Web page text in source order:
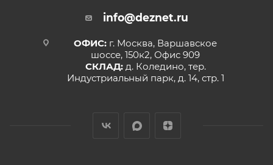
info@deznet.ru
ОФИС: г. Москва, Варшавское
шоссе, 150к2, Офис 909
СКЛАД: д. Коледино, тер.
Индустриальный парк, д. 14, стр. 1